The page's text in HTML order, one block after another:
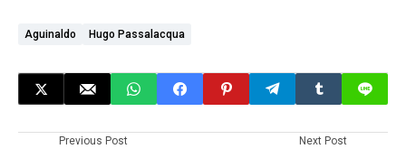
Aguinaldo Hugo Passalacqua
Previous Post Next Post